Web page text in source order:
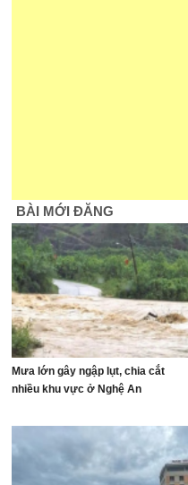
BÀI MỚI ĐĂNG
Mưa lớn gây ngập lụt, chia cắt
nhiều khu vực ở Nghệ An